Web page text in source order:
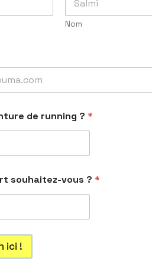
Nom
de running ? *
souhaitez-vous ? *
ici !